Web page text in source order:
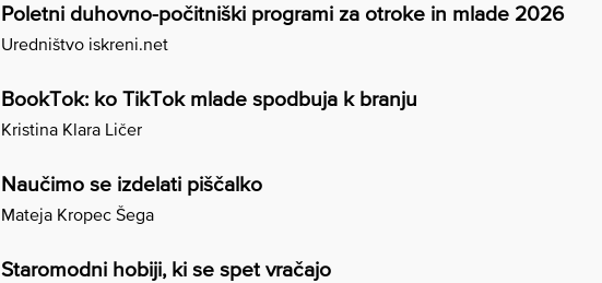
Poletni duhovno-počitniški programi za otroke in mlade 2026
Uredništvo iskreni.net
BookTok: ko TikTok mlade spodbuja k branju
Kristina Klara Ličer
Naučimo se izdelati piščalko
Mateja Kropec Šega
Staromodni hobiji, ki se spet vračajo